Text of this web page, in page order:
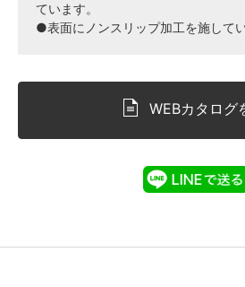
ています。
●表面にノンスリップ加工を施してい
WEBカタログ